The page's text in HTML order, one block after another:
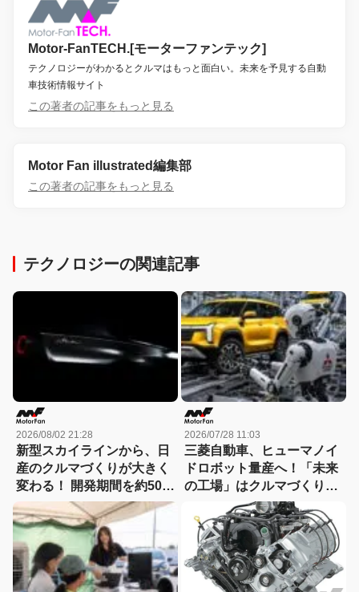
Motor-FanTECH.[モーターファンテック]
テクノロジーがわかるとクルマはもっと面白い。未来を予見する自動
車技術情報サイト
この著者の記事をもっと見る
Motor Fan illustrated編集部
この著者の記事をもっと見る
テクノロジーの関連記事
2026/08/02 21:28
新型スカイラインから、日
産のクルマづくりが大きく
変わる！ 開発期間を約50か
月から30か月へと大幅短縮
2026/07/28 11:03
三菱自動車、ヒューマノイ
ドロボット量産へ！「未来
の工場」はクルマづくりを
どう変えるのか